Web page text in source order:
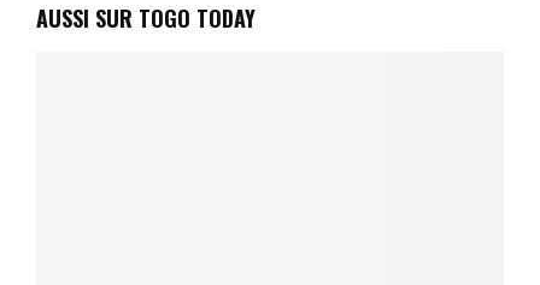
AUSSI SUR TOGO TODAY